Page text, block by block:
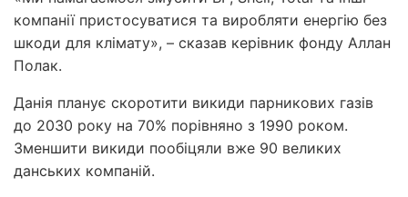
компанії пристосуватися та виробляти енергію без
шкоди для клімату», – сказав керівник фонду Аллан
Полак.
Данія планує скоротити викиди парникових газів
до 2030 року на 70% порівняно з 1990 роком.
Зменшити викиди пообіцяли вже 90 великих
данських компаній.